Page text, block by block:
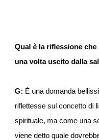
Qual è la riflessione
una volta uscito dalla
G: È una domanda
riflettesse sul concetto di
spirituale, ma come una
viene detto quale